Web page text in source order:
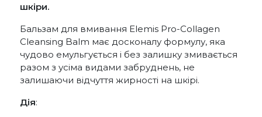
шкіри.
Бальзам для вмивання Elemis Pro-Collagen
Cleansing Balm має досконалу формулу, яка
чудово емульгується і без залишку змивається
разом з усіма видами забруднень, не
залишаючи відчуття жирності на шкірі.
Дія: